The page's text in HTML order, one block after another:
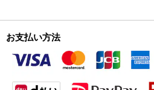
お支払い方法